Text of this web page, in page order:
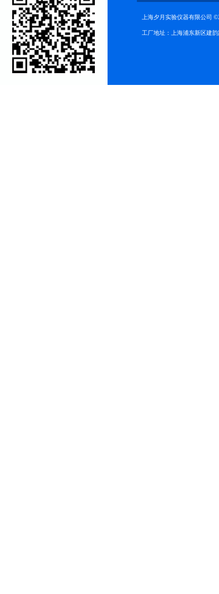
上海夕月实验仪器有限公司
工厂地址：上海浦东新区建韵